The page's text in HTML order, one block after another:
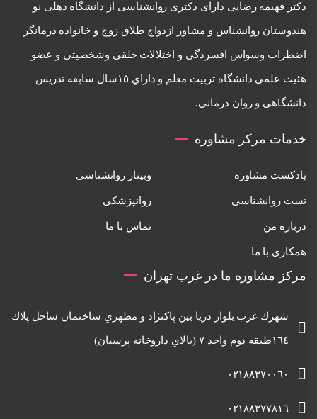
دكتر فهيمه رضايی دارای دكتری روانشناسی از دانشگاه دهلی نو
هندوستان روانشناس و مشاور ازدواج طلاق زوج و خانواده درمانگر
اضطراب وسواس افسردگی و اختلالات خلقی وشخصيتی و عضو
هئيت علمی دانشگاه تربيت معلم و داراي ١٥سال سابقه تدريس
دانشگاهی و روان درمانی.
خدمات مرکز مشاوره
پادکست مشاوره وبینار روانشناسی
تست روانشناسی روانپزشکی
درباره من تماس با ما
همکاری با ما
مرکز مشاوره ما در غرب تهران
شهرك غرب بلوار دريا بين پاكنژاد و مطهري ساختمان ساحل پلاك
١٦٤طبقه دوم واحد ٧ (بالاي داروخانه پرسيان)
٠٢١٨٨٣٧٠٠٦٠
٠٢١٨٨٣٧٧٨١٦